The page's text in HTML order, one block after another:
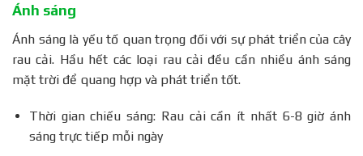
Ánh sáng
Ánh sáng là yếu tố quan trọng đối với sự phát triển của cây
rau cải. Hầu hết các loại rau cải đều cần nhiều ánh sáng
mặt trời để quang hợp và phát triển tốt.
Thời gian chiếu sáng: Rau cải cần ít nhất 6-8 giờ ánh
sáng trực tiếp mỗi ngày